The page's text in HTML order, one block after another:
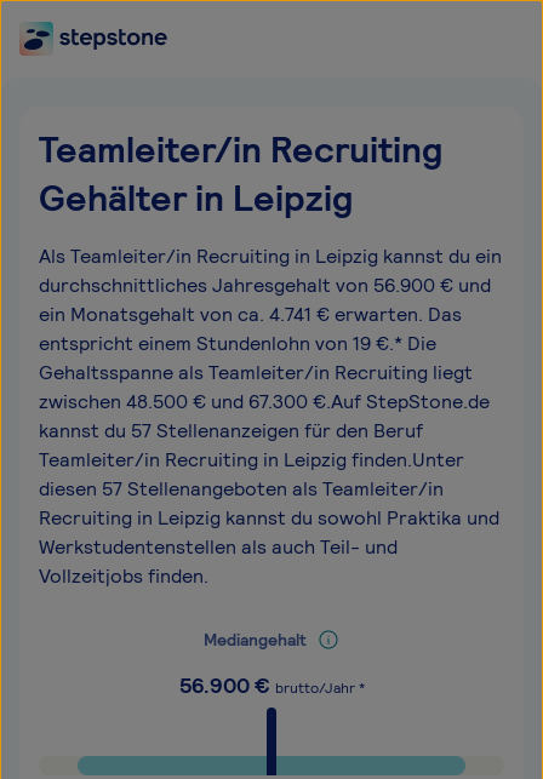
Teamleiter/in Recruiting
Gehälter in Leipzig
Als Teamleiter/in Recruiting in Leipzig kannst du ein
durchschnittliches Jahresgehalt von 56.900 € und
ein Monatsgehalt von ca. 4.741 € erwarten. Das
entspricht einem Stundenlohn von 19 €.* Die
Gehaltsspanne als Teamleiter/in Recruiting liegt
zwischen 48.500 € und 67.300 €.Auf StepStone.de
kannst du 57 Stellenanzeigen für den Beruf
Teamleiter/in Recruiting in Leipzig finden.Unter
diesen 57 Stellenangeboten als Teamleiter/in
Recruiting in Leipzig kannst du sowohl Praktika und
Werkstudentenstellen als auch Teil- und
Vollzeitjobs finden.
Mediangehalt
56.900€ brutto/Jahr *